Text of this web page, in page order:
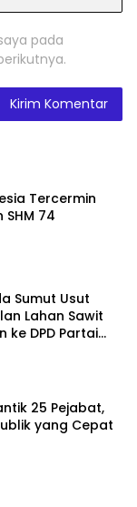
pada
Tercermin
74
Sumut Usut
Lahan Sawit
ke DPD Partai
25 Pejabat,
yang Cepat